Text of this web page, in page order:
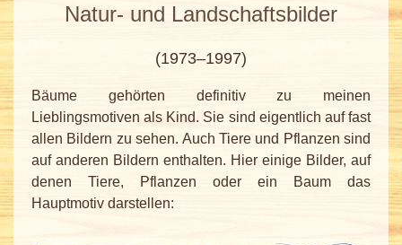
Natur- und Landschaftsbilder
(1973–1997)
Bäume gehörten definitiv zu meinen
Lieblingsmotiven als Kind. Sie sind eigentlich auf fast
allen Bildern zu sehen. Auch Tiere und Pflanzen sind
auf anderen Bildern enthalten. Hier einige Bilder, auf
denen Tiere, Pflanzen oder ein Baum das
Hauptmotiv darstellen: